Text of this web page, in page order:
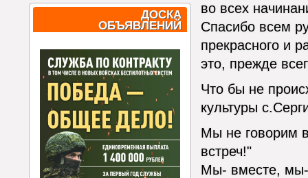
ДОСКА
ОБЪЯВЛЕНИЙ
во всех
Спасибо всем
прекрасного и
это, прежде
Что бы не
культуры
Мы не говорим
встреч!"
Мы- вместе, мы-